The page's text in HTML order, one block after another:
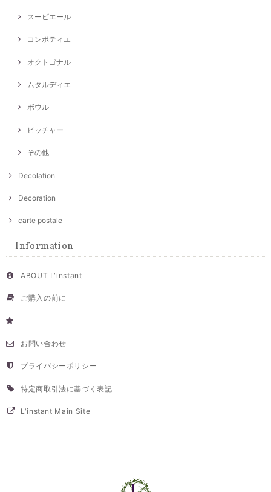
スーピエール
コンポティエ
オクトゴナル
ムタルディエ
ボウル
ピッチャー
その他
Decolation
Decoration
carte postale
Information
ABOUT L'instant
ご購入の前に
お問い合わせ
プライバシーポリシー
特定商取引法に基づく表記
L'instant Main Site